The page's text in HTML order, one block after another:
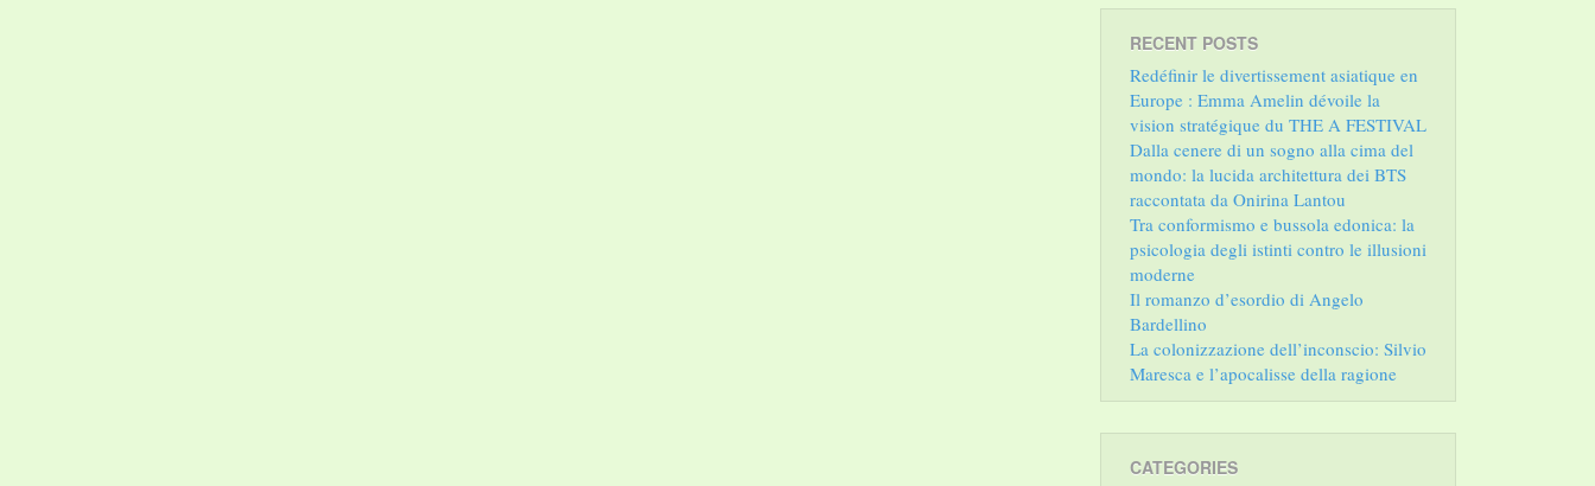
RECENT POSTS
Redéfinir le divertissement asiatique en
Europe : Emma Amelin dévoile la
vision stratégique du THE A FESTIVAL
Dalla cenere di un sogno alla cima del
mondo: la lucida architettura dei BTS
raccontata da Onirina Lantou
Tra conformismo e bussola edonica: la
psicologia degli istinti contro le illusioni
moderne
Il romanzo d’esordio di Angelo
Bardellino
La colonizzazione dell’inconscio: Silvio
Maresca e l’apocalisse della ragione
CATEGORIES